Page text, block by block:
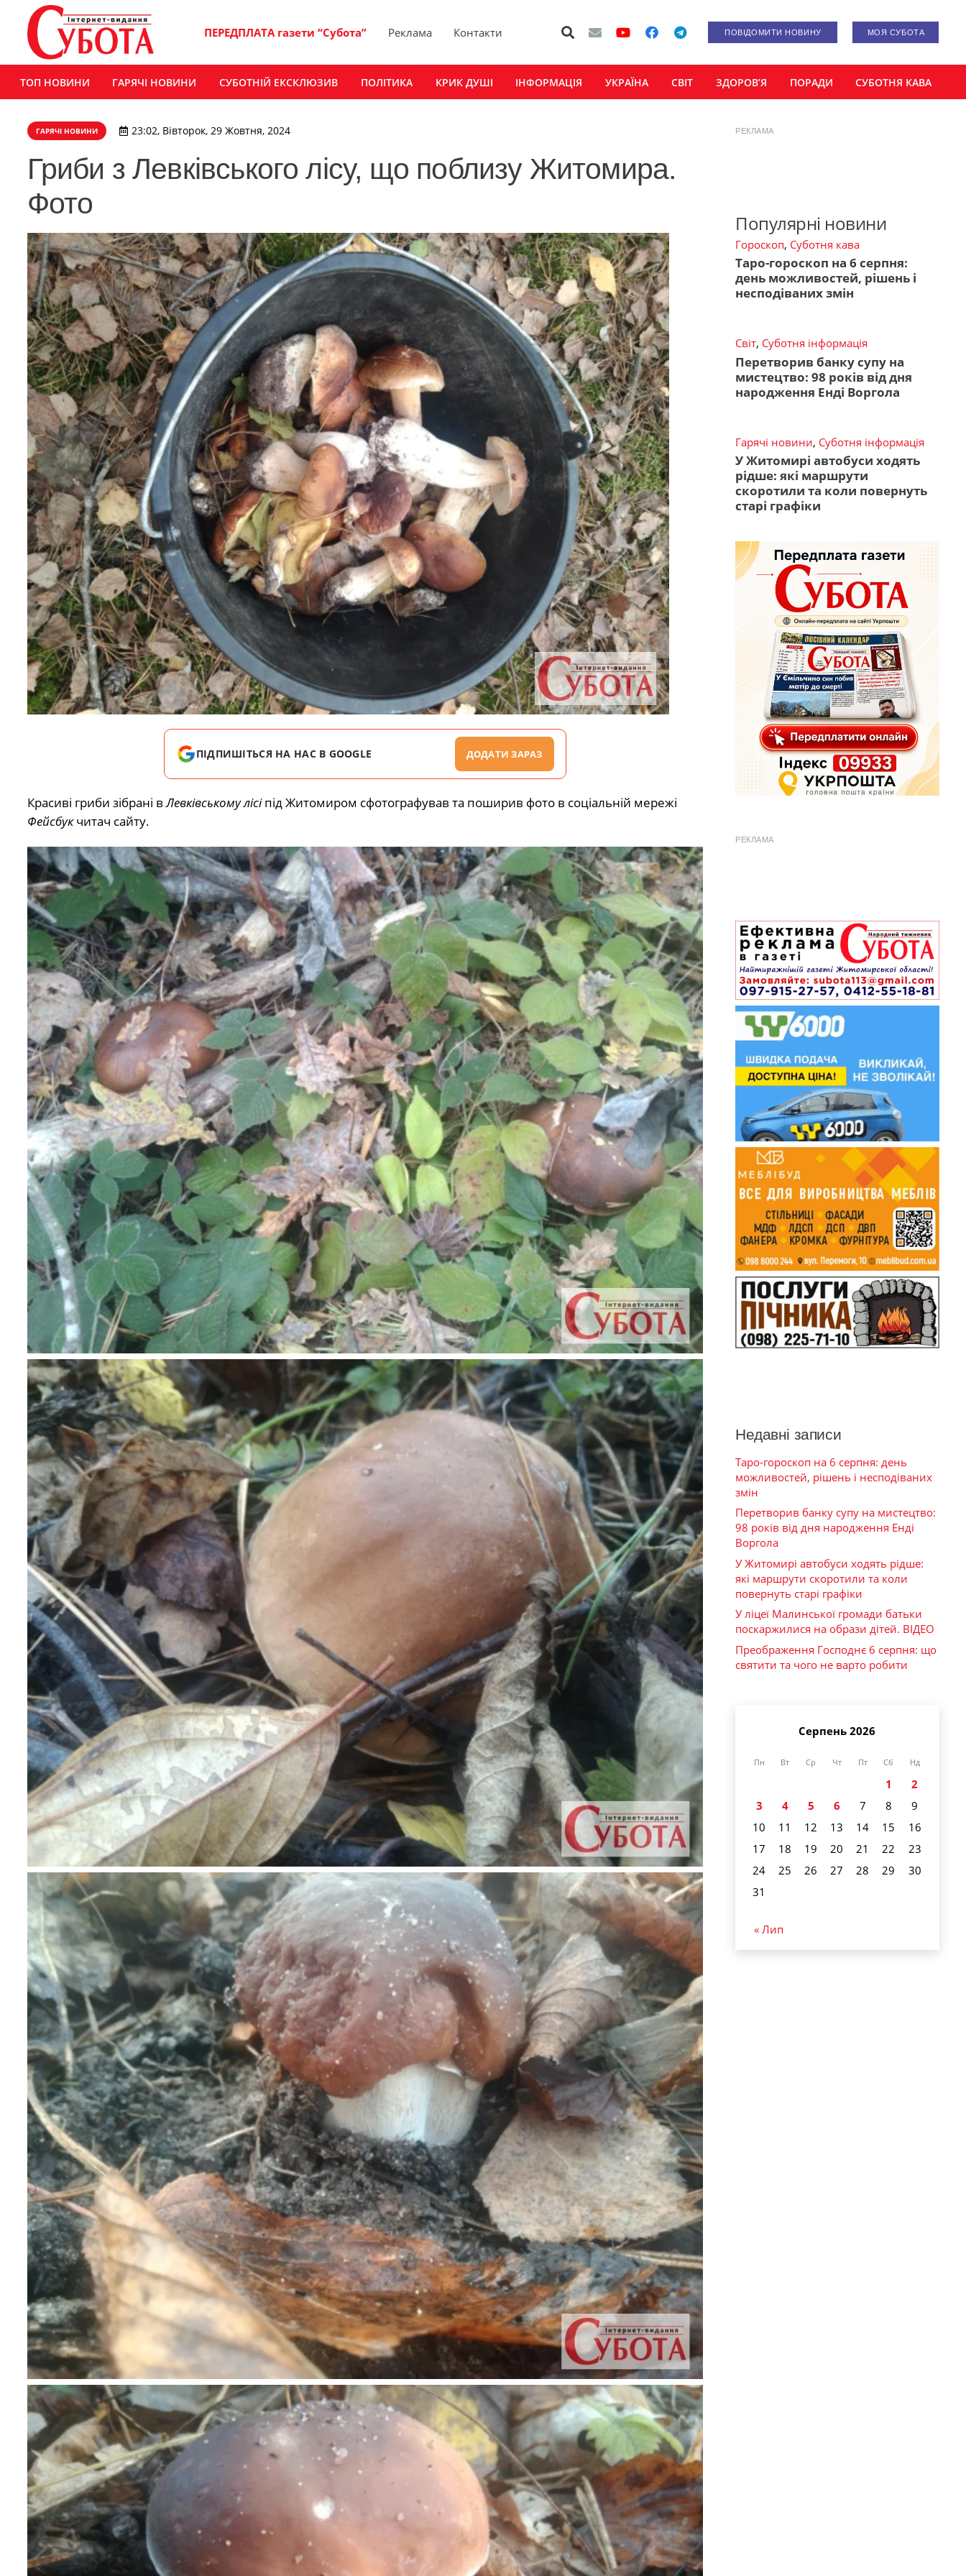
ПЕРЕДПЛАТА газети “Субота” Реклама Контакти ПОВІДОМИТИ НОВИНУ МОЯ СУБОТА
ТОП НОВИНИ ГАРЯЧІ НОВИНИ СУБОТНІЙ ЕКСКЛЮЗИВ ПОЛІТИКА КРИК ДУШІ ІНФОРМАЦІЯ УКРАЇНА СВІТ ЗДОРОВ’Я ПОРАДИ СУБОТНЯ КАВА
ГАРЯЧІ НОВИНИ 23:02, Вівторок, 29 Жовтня, 2024
Гриби з Левківського лісу, що поблизу Житомира.
Фото
ПІДПИШІТЬСЯ НА НАС В GOOGLE ДОДАТИ ЗАРАЗ
Красиві гриби зібрані вЛевківському лісіпід Житомиром сфотографував та поширив фото в соціальній мережі
Фейсбукчитач сайту.
РЕКЛАМА
Популярні новини
Гороскоп, Суботня кава
Таро-гороскоп на 6 серпня:
день можливостей, рішень і
несподіваних змін
Світ, Суботня інформація
Перетворив банку супу на
мистецтво: 98 років від дня
народження Енді Воргола
Гарячі новини, Суботня інформація
У Житомирі автобуси ходять
рідше: які маршрути
скоротили та коли повернуть
старі графіки
РЕКЛАМА
Недавні записи
Таро-гороскоп на 6 серпня: день
можливостей, рішень і несподіваних
змін
Перетворив банку супу на мистецтво:
98 років від дня народження Енді
Воргола
У Житомирі автобуси ходять рідше:
які маршрути скоротили та коли
повернуть старі графіки
У ліцеї Малинської громади батьки
поскаржилися на образи дітей. ВІДЕО
Преображення Господнє 6 серпня: що
святити та чого не варто робити
Серпень 2026
Пн Вт Ср Чт Пт Сб Нд
1
2
3
4 5 6 7 8
9
10
11 12 13 14 15
16
17
18 19 20 21 22
23
24
25 26 27 28 29
30
31
« Лип